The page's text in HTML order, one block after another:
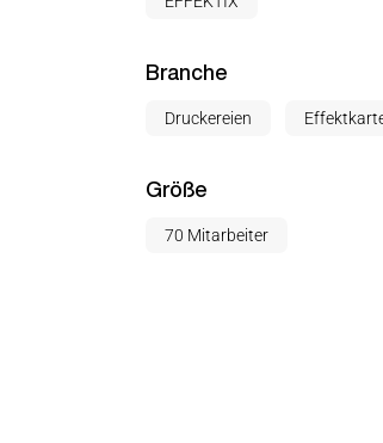
Branche
Druckereien
Größe
70 Mitarbeiter